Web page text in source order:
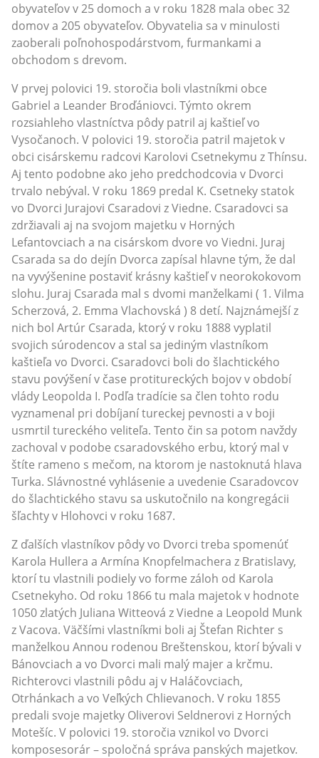
obyvateľov v 25 domoch a v roku 1828 mala obec 32
domov a 205 obyvateľov. Obyvatelia sa v minulosti
zaoberali poľnohospodárstvom, furmankami a
obchodom s drevom.
V prvej polovici 19. storočia boli vlastníkmi obce
Gabriel a Leander Broďániovci. Týmto okrem
rozsiahleho vlastníctva pôdy patril aj kaštieľ vo
Vysočanoch. V polovici 19. storočia patril majetok v
obci cisárskemu radcovi Karolovi Csetnekymu z Thínsu.
Aj tento podobne ako jeho predchodcovia v Dvorci
trvalo nebýval. V roku 1869 predal K. Csetneky statok
vo Dvorci Jurajovi Csaradovi z Viedne. Csaradovci sa
zdržiavali aj na svojom majetku v Horných
Lefantovciach a na cisárskom dvore vo Viedni. Juraj
Csarada sa do dejín Dvorca zapísal hlavne tým, že dal
na vyvýšenine postaviť krásny kaštieľ v neorokokovom
slohu. Juraj Csarada mal s dvomi manželkami ( 1. Vilma
Scherzová, 2. Emma Vlachovská ) 8 detí. Najznámejší z
nich bol Artúr Csarada, ktorý v roku 1888 vyplatil
svojich súrodencov a stal sa jediným vlastníkom
kaštieľa vo Dvorci. Csaradovci boli do šlachtického
stavu povýšení v čase protitureckých bojov v období
vlády Leopolda I. Podľa tradície sa člen tohto rodu
vyznamenal pri dobíjaní tureckej pevnosti a v boji
usmrtil tureckého veliteľa. Tento čin sa potom navždy
zachoval v podobe csaradovského erbu, ktorý mal v
štíte rameno s mečom, na ktorom je nastoknutá hlava
Turka. Slávnostné vyhlásenie a uvedenie Csaradovcov
do šlachtického stavu sa uskutočnilo na kongregácii
šľachty v Hlohovci v roku 1687.
Z ďalších vlastníkov pôdy vo Dvorci treba spomenúť
Karola Hullera a Armína Knopfelmachera z Bratislavy,
ktorí tu vlastnili podiely vo forme záloh od Karola
Csetnekyho. Od roku 1866 tu mala majetok v hodnote
1050 zlatých Juliana Witteová z Viedne a Leopold Munk
z Vacova. Väčšími vlastníkmi boli aj Štefan Richter s
manželkou Annou rodenou Breštenskou, ktorí bývali v
Bánovciach a vo Dvorci mali malý majer a krčmu.
Richterovci vlastnili pôdu aj v Haláčovciach,
Otrhánkach a vo Veľkých Chlievanoch. V roku 1855
predali svoje majetky Oliverovi Seldnerovi z Horných
Motešíc. V polovici 19. storočia vznikol vo Dvorci
komposesorár – spoločná správa panských majetkov.